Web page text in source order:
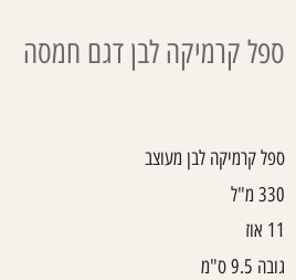
ספל קרמיקה לבן דגם חמסה
ספל קרמיקה לבן מעוצב
330 מ"ל
11 אוז
גובה 9.5 ס"מ